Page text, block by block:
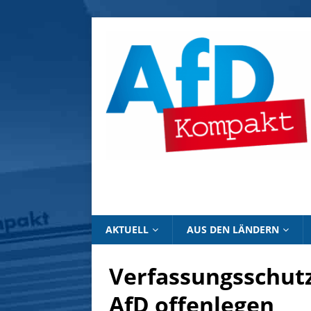
AKTUELL AUS DEN LÄNDERN
AfD offenlegen